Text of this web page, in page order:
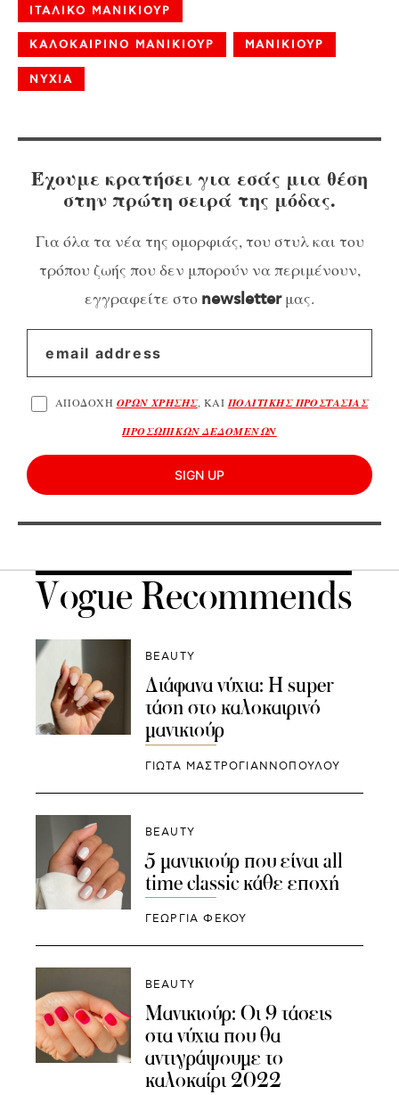
ΙΤΑΛΙΚΟ ΜΑΝΙΚΙΟΥΡ
ΚΑΛΟΚΑΙΡΙΝΟ ΜΑΝΙΚΙΟΥΡ ΜΑΝΙΚΙΟΥΡ
ΝΥΧΙΑ
Έχουμε κρατήσει για εσάς μια θέση
στην πρώτη σειρά της μόδας.
Για όλα τα νέα της ομορφιάς, του στυλ και του
τρόπου ζωής που δεν μπορούν να περιμένουν,
εγγραφείτε στο newsletterμας.
ΑΠΟΔΟΧΗ ΟΡΩΝ ΧΡΗΣΗΣ, ΚΑΙ ΠΟΛΙΤΙΚΗΣ ΠΡΟΣΤΑΣΙΑΣ
ΠΡΟΣΩΠΙΚΩΝ ΔΕΔΟΜΕΝΩΝ
SIGN UP
Vogue Recommends
BEAUTY
Διάφανα νύχια: Η super
τάση στο καλοκαιρινό
μανικιούρ
ΓΙΩΤΑ ΜΑΣΤΡΟΓΙΑΝΝΟΠΟΥΛΟΥ
BEAUTY
5 μανικιούρ που είναι all
time classic κάθε εποχή
ΓΕΩΡΓΙΑ ΦΕΚΟΥ
BEAUTY
Μανικιούρ: Οι 9 τάσεις
στα νύχια που θα
αντιγράψουμε το
καλοκαίρι 2022